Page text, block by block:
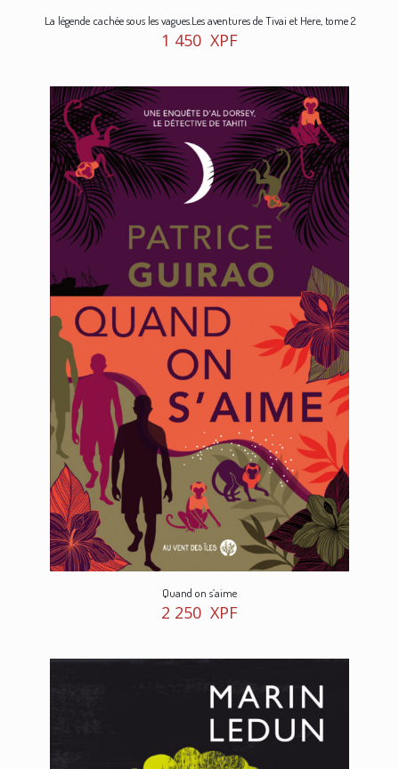
La légende cachée sous les vagues.Les aventures de Tivai et Here, tome 2
1 450 XPF
Quand on s’aime
2 250 XPF